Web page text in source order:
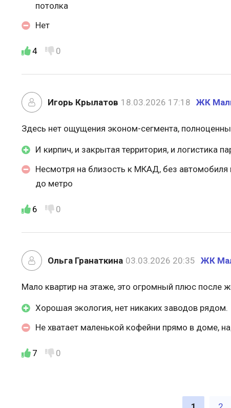
потолка
Нет
4 0
Игорь Крылатов 18.03.2026 17:18 ЖК
Здесь нет ощущения эконом-сегмента,
И кирпич, и закрытая территория, и логистика
Несмотря на близость к МКАД, без
до метро
6 0
Ольга Гранаткина 03.03.2026 20:35 ЖК
Мало квартир на этаже, это огромный плюс после
Хорошая экология, нет никаких заводов рядом.
Не хватает маленькой кофейни прямо в доме,
7 0